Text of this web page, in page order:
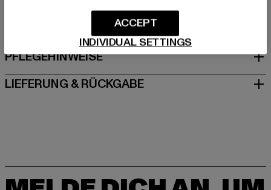
GRÖSSE & PASSFORM
PFLEGEHINWEISE
LIEFERUNG & RÜCKGABE
INDIVIDUAL SETTINGS
ACCEPT